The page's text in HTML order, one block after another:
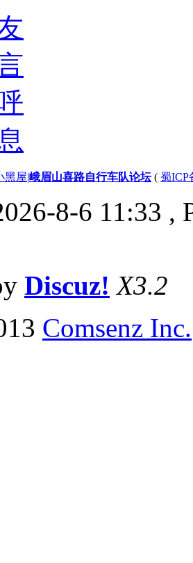
黑屋|峨眉山喜路自行车队论坛( 蜀ICP
8-6 11:33 ,
Discuz! X3.2
Comsenz Inc.